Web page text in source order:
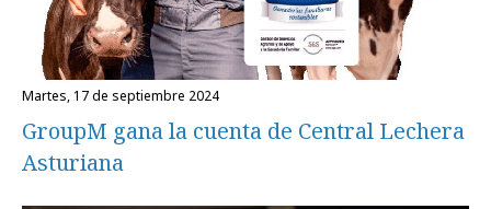
martes, 17 de septiembre 2024
GroupM gana la cuenta de Central Lechera
Asturiana